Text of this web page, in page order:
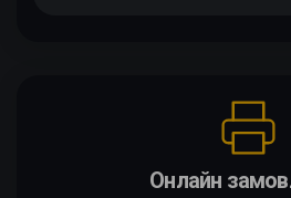
Онлайн